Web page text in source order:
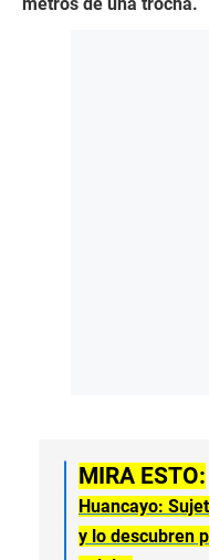
MIRA ESTO:
Huancayo:
y lo descubren